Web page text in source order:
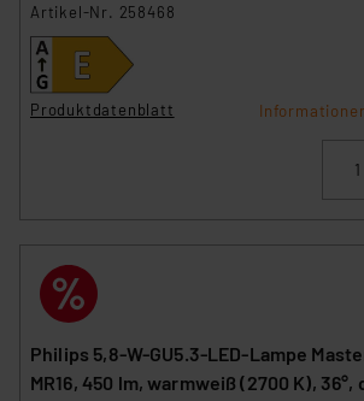
Artikel-Nr. 258468
Produktdatenblatt
Philips 5,8-W-GU5.3-LED-Lampe
MR16, 450 lm, warmweiß (2700 K), 36°,